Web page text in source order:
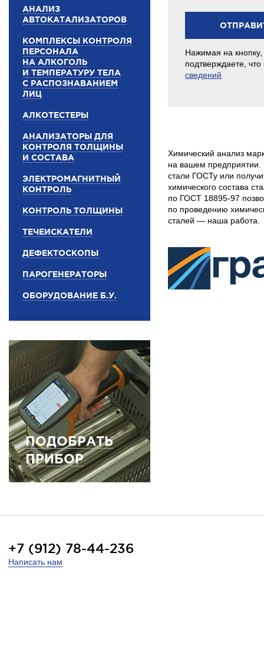
АНАЛИЗ
АВТОКАТАЛИЗАТОРОВ
КОМПЛЕКСЫ КОНТРОЛЯ
ПЕРСОНАЛА
НА АЛКОГОЛЬ
И ТЕМПЕРАТУРУ ТЕЛА
С РАСПОЗНАВАНИЕМ
ЛИЦ
АЛКОТЕСТЕРЫ
АНАЛИЗАТОРЫ ДЛЯ
КОНТРОЛЯ ТОЛЩИНЫ
И СОСТАВА
ЭЛЕКТРОМАГНИТНЫЙ
КОНТРОЛЬ
КОНТРОЛЬ ТОЛЩИНЫ
ТЕЧЕИСКАТЕЛИ
ДЕФЕКТОСКОПЫ
ПАРОГЕНЕРАТОРЫ
ОБОРУДОВАНИЕ Б.У.
ПОДОБРАТЬ
ПРИБОР
Нажимая на
подтверждаете,
сведений
Химический анализ
на вашем предприятии.
стали ГОСТу или
химического состава
по ГОСТ 18895-97
по проведению
сталей — наша работа.
+7 (912) 78-44-236
Написать нам